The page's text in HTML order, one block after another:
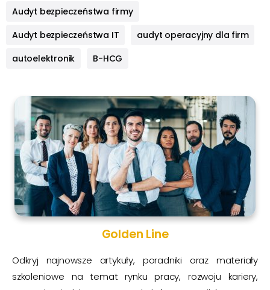
Audyt bezpieczeństwa firmy
Audyt bezpieczeństwa IT
audyt operacyjny dla firm
autoelektronik
B-HCG
Golden Line
Odkryj najnowsze artykuły, poradniki oraz materiały
szkoleniowe na temat rynku pracy, rozwoju kariery,